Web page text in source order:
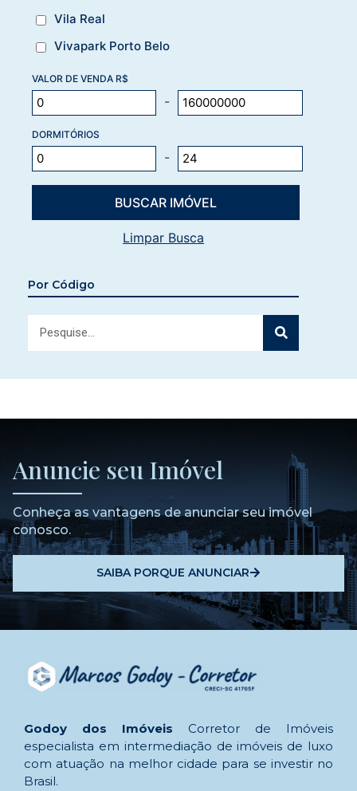
Vila Real
Vivapark Porto Belo
VALOR DE VENDA R$
-
DORMITÓRIOS
-
Limpar Busca
Por Código
Anuncie seu Imóvel
Conheça as vantagens de anunciar seu imóvel
conosco.
SAIBA PORQUE ANUNCIAR
Godoy dos Imóveis Corretor de Imóveis
especialista em intermediação de imóveis de luxo
com atuação na melhor cidade para se investir no
Brasil.